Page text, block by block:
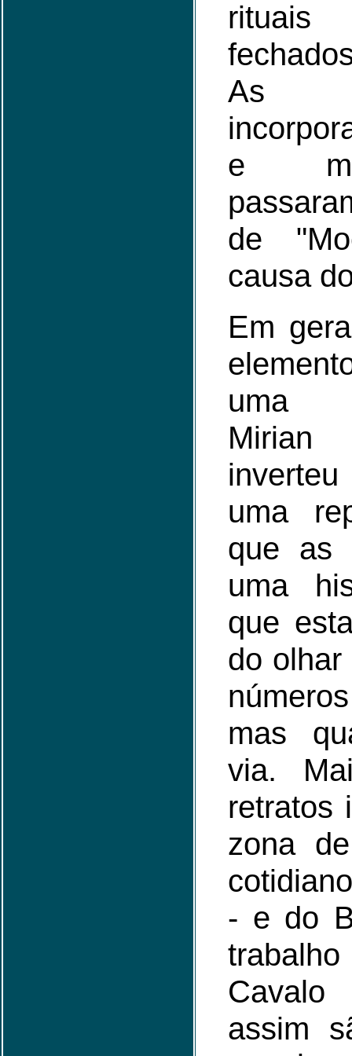
As
e
de
causa
Em
uma
uma
que as
uma
que
do
mas
via.
retratos
zona
- e do
assim